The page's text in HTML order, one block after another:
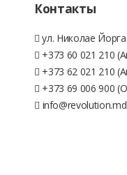
Контакты
ул. Николае
+373 60 021 210
+373 62 021 210
+373 69 006 900
info@revolution.md